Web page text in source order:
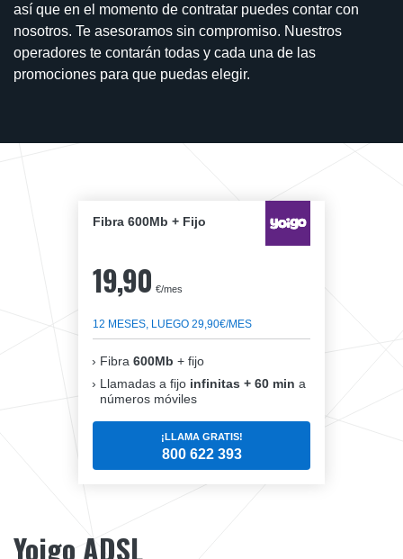
así que en el momento de contratar puedes contar con
nosotros. Te asesoramos sin compromiso. Nuestros
operadores te contarán todas y cada una de las
promociones para que puedas elegir.
Fibra 600Mb + Fijo
19,90 €/mes
12 MESES, LUEGO 29,90€/MES
Fibra 600Mb + fijo
Llamadas a fijo infinitas + 60 min a
números móviles
¡LLAMA GRATIS!
800 622 393
Yoigo ADSL